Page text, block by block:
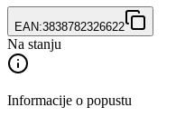
EAN:3838782326622
Na stanju
Informacije o popustu